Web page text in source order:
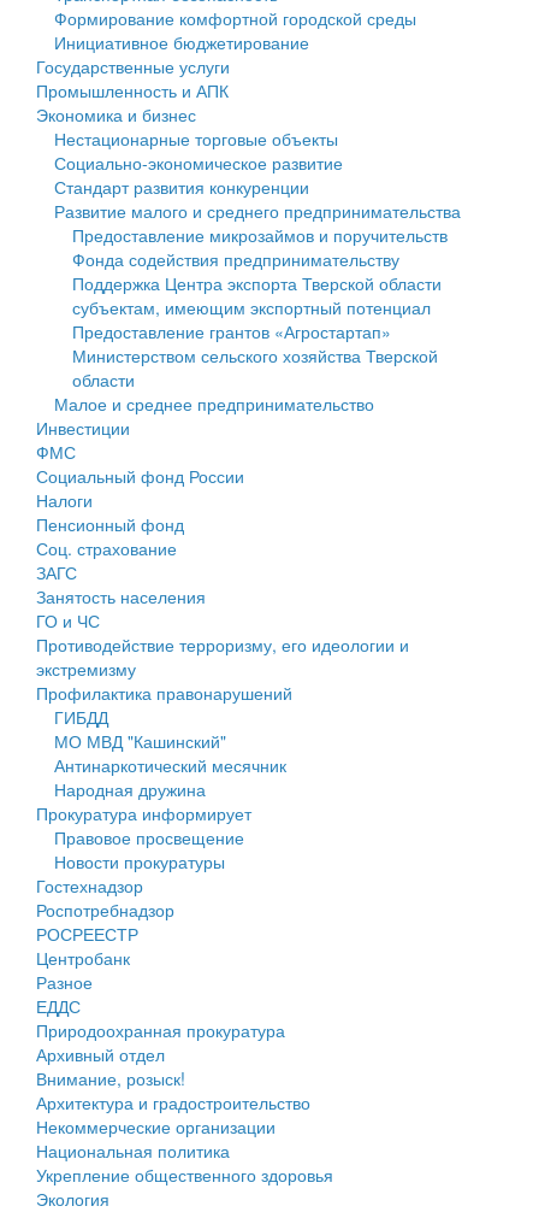
Государственные услуги
Промышленность и АПК
Экономика и бизнес
Символика
Устав
Гостям округа
Туризм
Культура
Образование
Здравоохранение
Социальная защита
Фотоальбом
муниципального округа Тверской области
Администрация Кашинского муниципального округа
Тверской области
Управление сельскими территориями
Открытые данные
Работа с обращениями граждан
Муниципальный контроль
Муниципальные услуги
Проекты административных регламентов
Антимонопольный комплаенс
Противодействие коррупции
Финансовое управление
Бюджет для граждан
Имущество
Выявление правообладателей ранее учтенных
объектов недвижимости
Имущественная поддержка субъектов малого и
среднего предпринимательства
Информационная поддержка субъектов малого и
среднего предпринимательства
Муниципальные программы
Контрольно-счетная палата
Персональные данные
Оценка регулирующего воздействия
Деятельность МУ
Нормативы градостроительного проектирования
Правила землепользования и застройки
Генеральные планы
Проекты планировки территории
Собрание депутатов
Городское поселение
Сельские поселения
Формирование комфортной городской среды
Инициативное бюджетирование
Государственные услуги
Промышленность и АПК
Экономика и бизнес
Нестационарные торговые объекты
Социально-экономическое развитие
Стандарт развития конкуренции
Развитие малого и среднего предпринимательства
Предоставление микрозаймов и поручительств
Фонда содействия предпринимательству
Поддержка Центра экспорта Тверской области
субъектам, имеющим экспортный потенциал
Предоставление грантов «Агростартап»
Министерством сельского хозяйства Тверской
области
Малое и среднее предпринимательство
Инвестиции
ФМС
Социальный фонд России
Налоги
Пенсионный фонд
Соц. страхование
ЗАГС
Занятость населения
ГО и ЧС
Противодействие терроризму, его идеологии и
экстремизму
Профилактика правонарушений
ГИБДД
МО МВД "Кашинский"
Антинаркотический месячник
Народная дружина
Прокуратура информирует
Правовое просвещение
Новости прокуратуры
Гостехнадзор
Роспотребнадзор
РОСРЕЕСТР
Центробанк
Разное
ЕДДС
Природоохранная прокуратура
Архивный отдел
Внимание, розыск!
Архитектура и градостроительство
Некоммерческие организации
Национальная политика
Укрепление общественного здоровья
Экология